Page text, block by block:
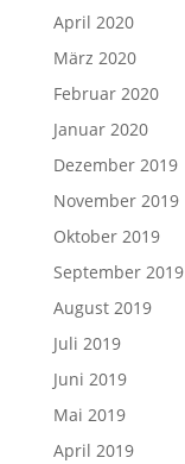
April 2020
März 2020
Februar 2020
Januar 2020
Dezember 2019
November 2019
Oktober 2019
September 2019
August 2019
Juli 2019
Juni 2019
Mai 2019
April 2019